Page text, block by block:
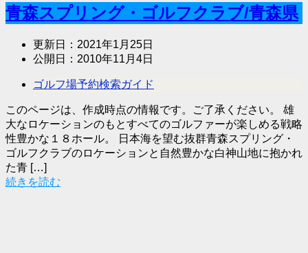
青森スプリング・ゴルフクラブ/青森県
更新日： 2021年1月25日
公開日： 2010年11月4日
ゴルフ場予約検索ガイド
このページは、作成時点の情報です。ご了承ください。 雄
大なロケーションのもとすべてのゴルファーが楽しめる戦略
性豊かな１８ホール。 日本海を望む抜群青森スプリング・
ゴルフクラブのロケーションと自然豊かな白神山地に抱かれ
た青 […]
続きを読む